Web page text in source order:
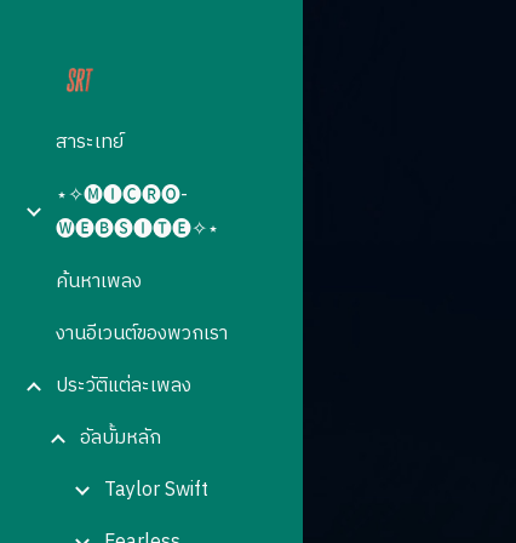
สาระเทย์
⋆✧🅜🅘🅒🅡🅞-
🅦🅔🅑🅢🅘🅣🅔✧⋆
ค้นหาเพลง
งานอีเวนต์ของพวกเรา
ประวัติแต่ละเพลง
อัลบั้มหลัก
Taylor Swift